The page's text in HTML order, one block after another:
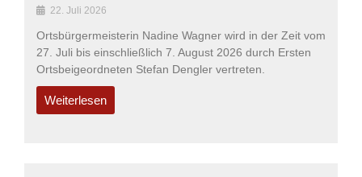
22. Juli 2026
Ortsbürgermeisterin Nadine Wagner wird in der Zeit vom
27. Juli bis einschließlich 7. August 2026 durch Ersten
Ortsbeigeordneten Stefan Dengler vertreten.
Weiterlesen